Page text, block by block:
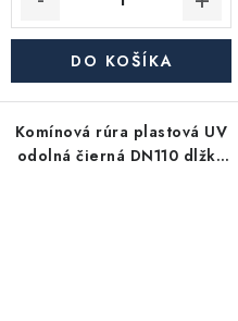
DO KOŠÍKA
Komínová rúra plastová UV
odolná čierná DN110 dlžka